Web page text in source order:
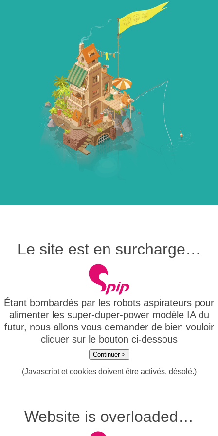
Le site est en surcharge…
Étant bombardés par les robots aspirateurs pour
alimenter les super-duper-power modèle IA du
futur, nous allons vous demander de bien vouloir
cliquer sur le bouton ci-dessous
Continuer >
(Javascript et cookies doivent être activés, désolé.)
Website is overloaded…